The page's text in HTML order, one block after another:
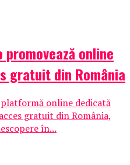
online
gratuit din România
online dedicată
gratuit din România,
în...